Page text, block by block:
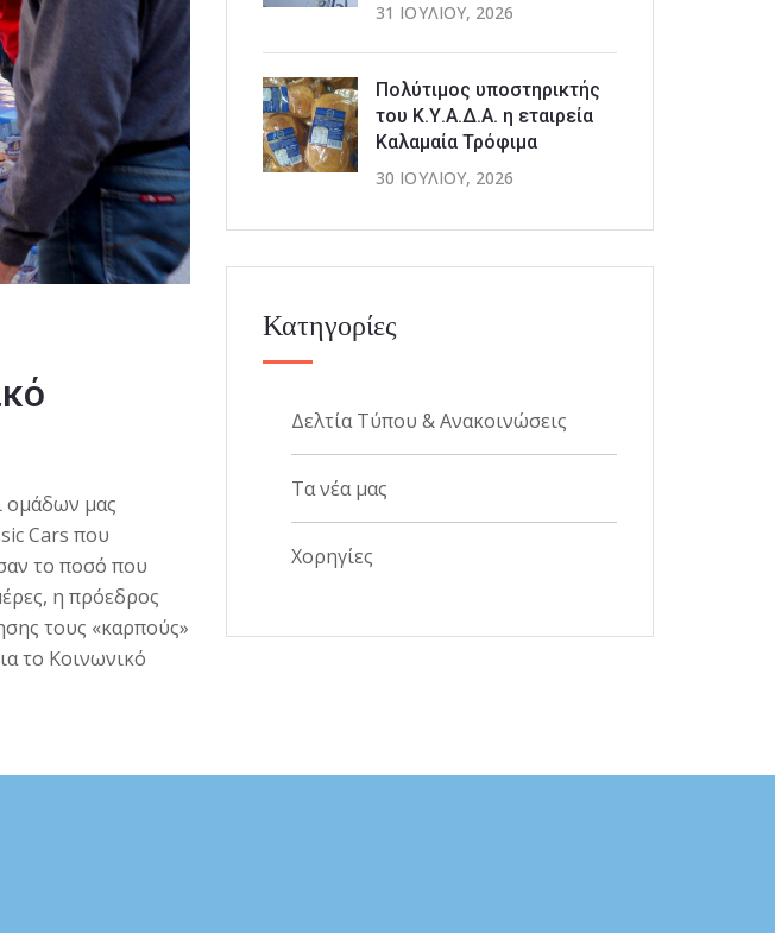
ομάδων μας
Cars που
το ποσό που
η πρόεδρος
τους «καρπούς»
το Κοινωνικό
31 ΙΟΥΛΊΟΥ, 2026
Πολύτιμος υποστηρικτής
του Κ.Υ.Α.Δ.Α. η εταιρεία
Καλαμαία Τρόφιμα
30 ΙΟΥΛΊΟΥ, 2026
Κατηγορίες
Δελτία Τύπου & Ανακοινώσεις
Τα νέα μας
Χορηγίες